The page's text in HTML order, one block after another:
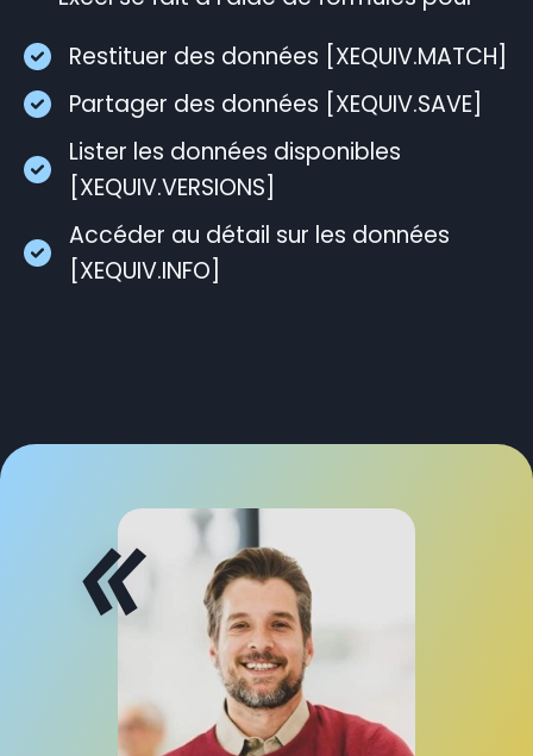
Restituer des données [XEQUIV.MATCH]
Partager des données [XEQUIV.SAVE]
Lister les données disponibles
[XEQUIV.VERSIONS]
Accéder au détail sur les données
[XEQUIV.INFO]
«